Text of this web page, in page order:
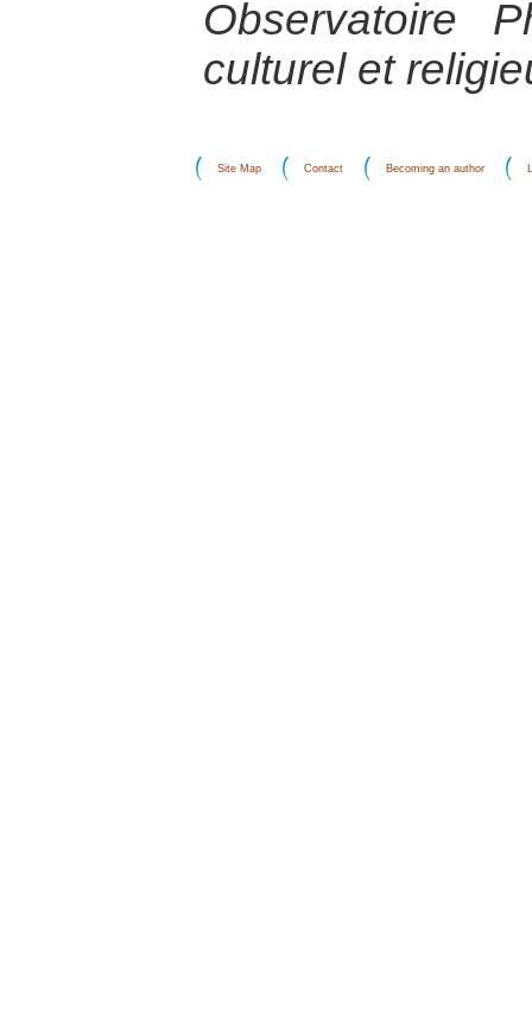
Observatoire
culturel et
Site Map Contact Becoming an author